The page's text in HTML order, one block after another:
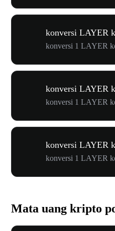
konversi LAYER
konversi 1 LAYER
konversi LAYER
konversi 1 LAYER
konversi LAYER
konversi 1 LAYER
Mata uang kripto